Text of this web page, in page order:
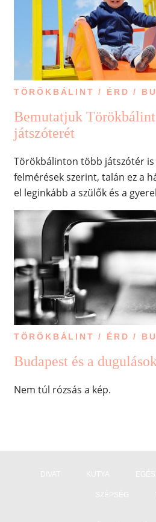
TÖRÖKBÁLINT / ÉRD /
Bemutatjuk
játszóterét
Törökbálinton több játszótér
felmérések szerint, talán ez a
el leginkább a szülők és a
TÖRÖKBÁLINT / ÉRD /
Budapest és a
Nem túl rózsás a kép.